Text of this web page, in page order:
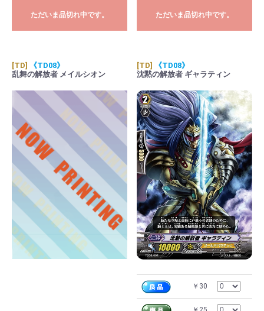
ただいま品切れ中です。 ただいま品切れ中です。
[TD]
《TD08》
乱舞の解放者 メイルシオン
[TD]
《TD08》
沈黙の解放者 ギャラティン
￥30